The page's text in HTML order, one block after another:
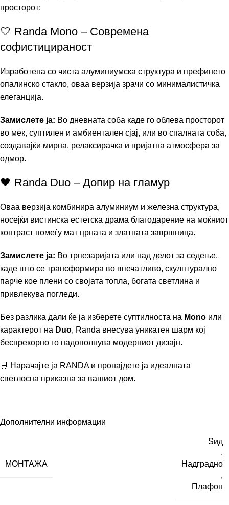
просторот:
🤍 Randa Mono – Современа
софистицираност
Изработена со чиста алуминиумска структура и префинето
опалинско стакло, оваа верзија зрачи со минималистичка
елеганција.
Замислете ја: Во дневната соба каде го облева просторот
во мек, суптилен и амбиентален сјај, или во спалната соба,
создавајќи мирна, релаксирачка и пријатна атмосфера за
одмор.
🖤 Randa Duo – Допир на гламур
Оваа верзија комбинира алуминиум и железна структура,
носејќи вистинска естетска драма благодарение на моќниот
контраст помеѓу мат црната и златната завршница.
Замислете ја: Во трпезаријата или над делот за седење,
каде што се трансформира во впечатливо, скулптурално
парче кое плени со својата топла, богата светлина и
привлекува погледи.
Без разлика дали ќе ја изберете суптилноста на Mono или
карактерот на Duo, Randa внесува уникатен шарм кој
беспрекорно го надополнува модерниот дизајн.
🛒 Нарачајте ја RANDA и пронајдете ја идеалната
светлосна приказна за вашиот дом.
Дополнителни информации
МОНТАЖА
Ѕид
,
Надградно
,
Плафон